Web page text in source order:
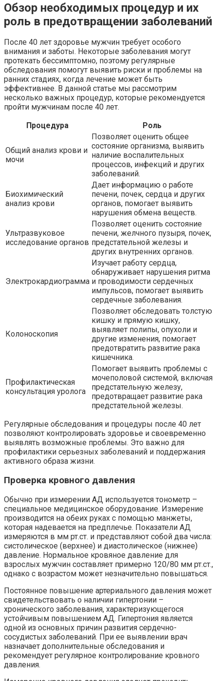
Обзор необходимых процедур и их
роль в предотвращении заболеваний
После 40 лет здоровье мужчин требует особого
внимания и заботы. Некоторые заболевания могут
протекать бессимптомно, поэтому регулярные
обследования помогут выявить риски и проблемы на
ранних стадиях, когда лечение может быть
эффективнее. В данной статье мы рассмотрим
несколько важных процедур, которые рекомендуется
пройти мужчинам после 40 лет.
Процедура
Роль
Общий анализ крови и
мочи
Позволяет оценить общее
состояние организма, выявить
наличие воспалительных
процессов, инфекций и других
заболеваний.
Биохимический
анализ крови
Дает информацию о работе
печени, почек, сердца и других
органов, помогает выявить
нарушения обмена веществ.
Ультразвуковое
исследование органов
Позволяет оценить состояние
печени, желчного пузыря, почек,
предстательной железы и
других внутренних органов.
Электрокардиограмма
Изучает работу сердца,
обнаруживает нарушения ритма
и проводимости сердечных
импульсов, помогает выявить
сердечные заболевания.
Колоноскопия
Позволяет обследовать толстую
кишку и прямую кишку,
выявляет полипы, опухоли и
другие изменения, помогает
предотвратить развитие рака
кишечника.
Профилактическая
консультация уролога
Помогает выявить проблемы с
мочеполовой системой, включая
предстательную железу,
предотвращает развитие рака
предстательной железы.
Регулярные обследования и процедуры после 40 лет
позволяют контролировать здоровье и своевременно
выявлять возможные проблемы. Это важно для
профилактики серьезных заболеваний и поддержания
активного образа жизни.
Проверка кровного давления
Обычно при измерении АД используется тонометр –
специальное медицинское оборудование. Измерение
производится на обеих руках с помощью манжеты,
которая надевается на предплечье. Показатели АД
измеряются в мм рт.ст. и представляют собой два числа:
систолическое (верхнее) и диастолическое (нижнее)
давление. Нормальное кровяное давление для
взрослых мужчин составляет примерно 120/80 мм рт.ст.,
однако с возрастом может незначительно повышаться.
Постоянное повышение артериального давления может
свидетельствовать о наличии гипертонии –
хронического заболевания, характеризующегося
устойчивым повышением АД. Гипертония является
одной из основных причин развития сердечно-
сосудистых заболеваний. При ее выявлении врач
назначает дополнительные обследования и
рекомендует регулярное контролирование кровного
давления.